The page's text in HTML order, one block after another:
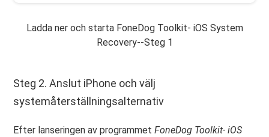
Ladda ner och starta FoneDog Toolkit- iOS System
Recovery--Steg 1
Steg 2. Anslut iPhone och välj
systemåterställningsalternativ
Efter lanseringen av programmetFoneDog Toolkit- iOS